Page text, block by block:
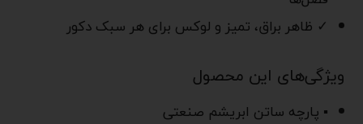
✓ ظاهر براق، تمیز و لوکس برای هر سبک دکور
ویژگی‌های این محصول
▪ پارچه ساتن ابریشم صنعتی